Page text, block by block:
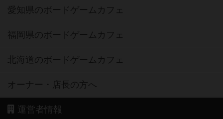
愛知県のボードゲームカフェ
福岡県のボードゲームカフェ
北海道のボードゲームカフェ
オーナー・店長の方へ
運営者情報